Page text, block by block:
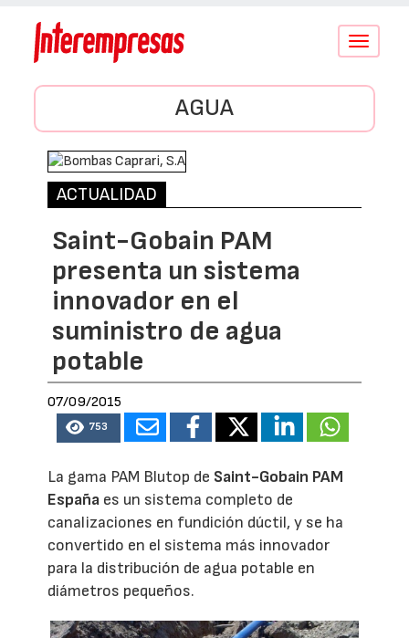
Conmutar
AGUA
ACTUALIDAD
Saint-Gobain PAM
presenta un sistema
innovador en el
suministro de agua
potable
07/09/2015
753
La gama PAM Blutop de Saint-Gobain PAM
España es un sistema completo de
canalizaciones en fundición dúctil, y se ha
convertido en el sistema más innovador
para la distribución de agua potable en
diámetros pequeños.